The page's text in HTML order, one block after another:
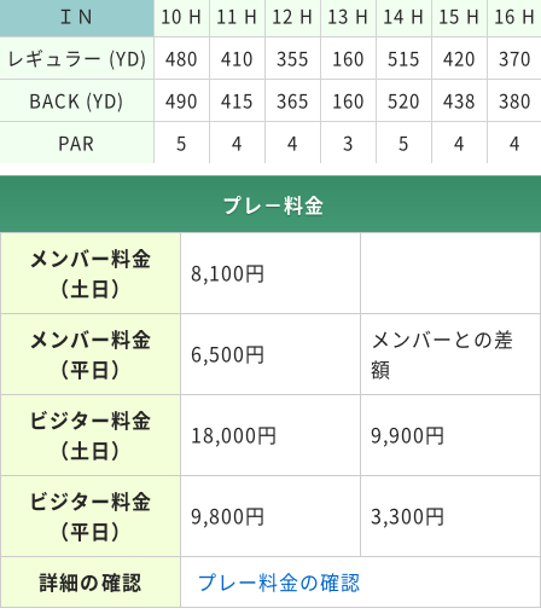
ＩＮ
10 H 11 H 12 H 13 H 14 H 15 H
16 H
レギュラー (YD)
480 410 355 160 515 420
370
BACK (YD)
490 415 365 160 520 438
380
PAR
5 4 4 3 5 4 4
プレ－料金
メンバー料金
（土日）
8,100円
メンバー料金
（平日）
6,500円
メンバーとの差
額
ビジター料金
（土日）
18,000円 9,900円
ビジター料金
（平日）
9,800円 3,300円
詳細の確認
プレー料金の確認